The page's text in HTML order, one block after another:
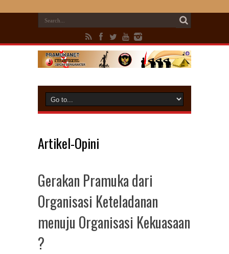
Artikel-Opini
Gerakan Pramuka dari
Organisasi Keteladanan
menuju Organisasi Kekuasaan
?